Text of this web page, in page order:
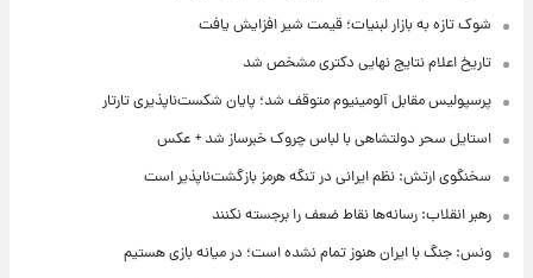
شوک تازه به بازار لبنیات؛ قیمت شیر افزایش یافت
تاریخ اعلام نتایج نهایی دکتری مشخص شد
پرسپولیس مقابل آلومینیوم متوقف شد؛ پایان شکست‌ناپذیری تارتار
استایل سحر دولتشاهی با لباس چروک خبرساز شد + عکس
سخنگوی ارتش: نظم ایرانی در تنگه هرمز بازگشت‌ناپذیر است
رهبر انقلاب: رسانه‌ها نقاط ضعف را برجسته نکنند
ونس: جنگ با ایران هنوز تمام نشده است؛ در میانه بازی هستیم